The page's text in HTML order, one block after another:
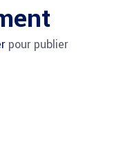
pour publier